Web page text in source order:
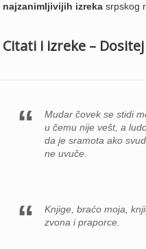
najzanimljivijih izreka srpskog
Citati i izreke –
Mudar čovek se stidi
u čemu nije vešt, a
da je sramota ako
ne uvuče.
Knjige, braćo moja,
zvona i praporce.